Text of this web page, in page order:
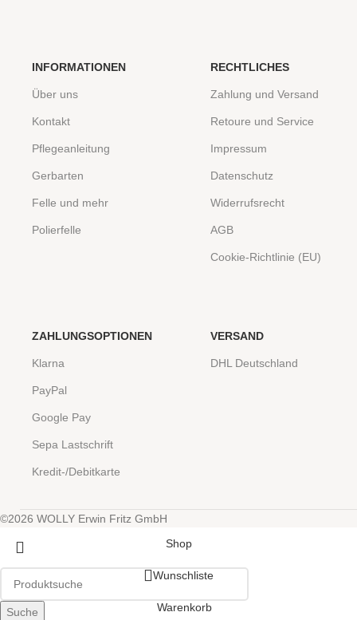
INFORMATIONEN
Über uns
Kontakt
Pflegeanleitung
Gerbarten
Felle und mehr
Polierfelle
RECHTLICHES
Zahlung und Versand
Retoure und Service
Impressum
Datenschutz
Widerrufsrecht
AGB
Cookie-Richtlinie (EU)
ZAHLUNGSOPTIONEN
Klarna
PayPal
Google Pay
Sepa Lastschrift
Kredit-/Debitkarte
VERSAND
DHL Deutschland
©2026 WOLLY Erwin Fritz GmbH
Suche
Shop
Wunschliste
Warenkorb